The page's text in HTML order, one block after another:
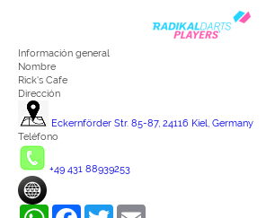
Información general
Nombre
Rick's Cafe
Dirección
Eckernförder Str. 85-87, 24116 Kiel, Germany
Teléfono
+49 431 88939253
WhatsAppFacebookTwitter